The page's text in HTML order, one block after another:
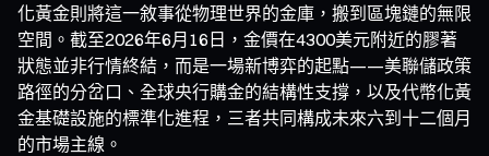
化黃金則將這一敘事從物理世界的金庫，搬到區塊鏈的無限
空間。截至2026年6月16日，金價在4300美元附近的膠著
狀態並非行情終結，而是一場新博弈的起點——美聯儲政策
路徑的分岔口、全球央行購金的結構性支撐，以及代幣化黃
金基礎設施的標準化進程，三者共同構成未來六到十二個月
的市場主線。